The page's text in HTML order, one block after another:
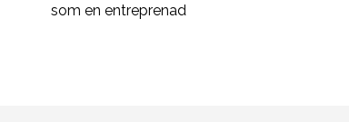
som en entreprenad